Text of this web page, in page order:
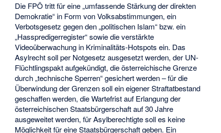
Die FPÖ tritt für eine „umfassende Stärkung der direkten
Demokratie“ in Form von Volksabstimmungen, ein
Verbotsgesetz gegen den „politischen Islam“ bzw. ein
„Hasspredigerregister“ sowie die verstärkte
Videoüberwachung in Kriminalitäts-Hotspots ein. Das
Asylrecht soll per Notgesetz ausgesetzt werden, der UN-
Flüchtlingspakt aufgekündigt, die österreichische Grenze
durch „technische Sperren“ gesichert werden – für die
Überwindung der Grenzen soll ein eigener Straftatbestand
geschaffen werden, die Wartefrist auf Erlangung der
österreichischen Staatsbürgerschaft auf 30 Jahre
ausgeweitet werden, für Asylberechtigte soll es keine
Möglichkeit für eine Staatsbürgerschaft geben. Ein